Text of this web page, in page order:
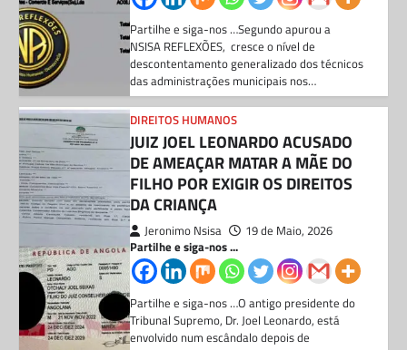
Partilhe e siga-nos …O antigo presidente do
Tribunal Supremo, Dr. Joel Leonardo, está
envolvido num escândalo depois de
supostamente fazer…
BLOG
Director da direção municipal da
educação de Mbanza Congo paga
mais de 1 milhão de kwanzas
para plano boss da Unitel à
empresa de amigo
Jeronimo Nsisa
Partilhe e siga-nos ...
Partilhe e siga-nos …De acordo com as
investigações e documentos que a nossa